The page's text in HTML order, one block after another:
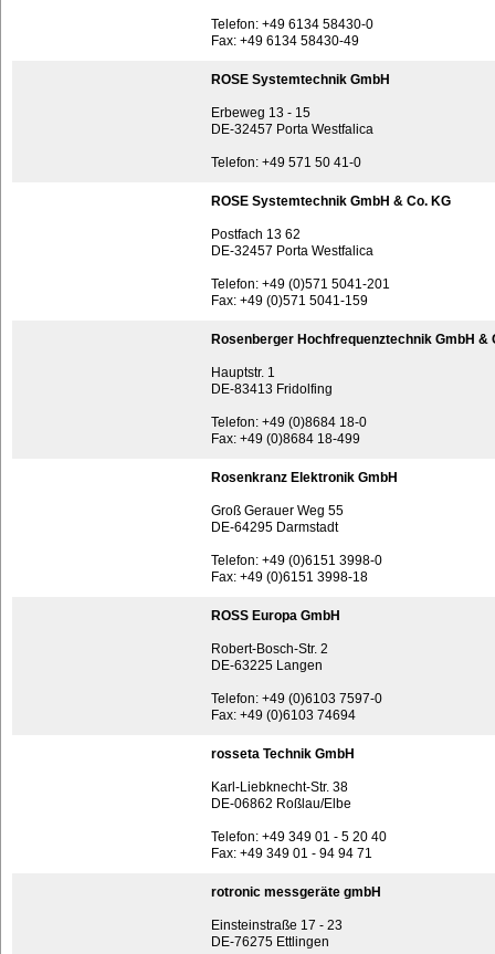
Telefon: +49 6134 58430-0
Fax: +49 6134 58430-49
ROSE Systemtechnik GmbH
Erbeweg 13 - 15
DE-32457 Porta Westfalica
Telefon: +49 571 50 41-0
ROSE Systemtechnik GmbH & Co. KG
Postfach 13 62
DE-32457 Porta Westfalica
Telefon: +49 (0)571 5041-201
Fax: +49 (0)571 5041-159
Rosenberger Hochfrequenztechnik GmbH &
Hauptstr. 1
DE-83413 Fridolfing
Telefon: +49 (0)8684 18-0
Fax: +49 (0)8684 18-499
Rosenkranz Elektronik GmbH
Groß Gerauer Weg 55
DE-64295 Darmstadt
Telefon: +49 (0)6151 3998-0
Fax: +49 (0)6151 3998-18
ROSS Europa GmbH
Robert-Bosch-Str. 2
DE-63225 Langen
Telefon: +49 (0)6103 7597-0
Fax: +49 (0)6103 74694
rosseta Technik GmbH
Karl-Liebknecht-Str. 38
DE-06862 Roßlau/Elbe
Telefon: +49 349 01 - 5 20 40
Fax: +49 349 01 - 94 94 71
rotronic messgeräte gmbH
Einsteinstraße 17 - 23
DE-76275 Ettlingen